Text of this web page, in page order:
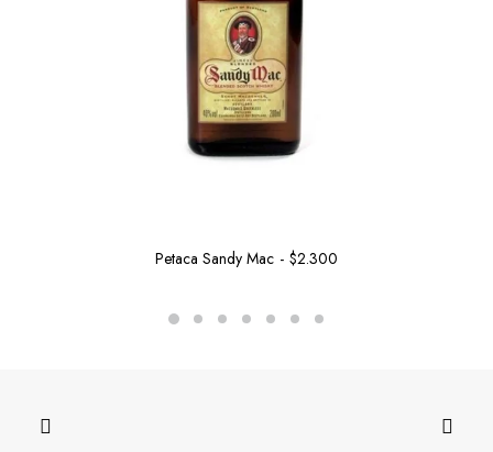
Petaca Sandy Mac $2.300